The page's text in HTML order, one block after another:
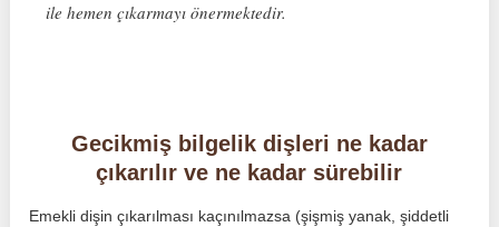
ile hemen çıkarmayı önermektedir.
Gecikmiş bilgelik dişleri ne kadar
çıkarılır ve ne kadar sürebilir
Emekli dişin çıkarılması kaçınılmazsa (şişmiş yanak, şiddetli